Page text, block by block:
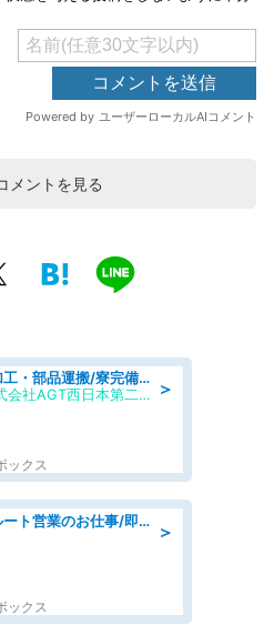
メントを見る
＞
自動車製品の機械加工・部品運搬/寮完備/日払い/工場・製造
UTエージェント株式会社AGT西日本第二CU
ックス
＞
8月開始/商社でのルート営業のお仕事/即日勤務可/車通勤可/営業
ックス